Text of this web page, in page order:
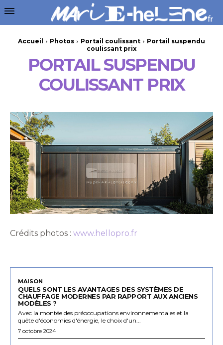
Accueil Photos Portail coulissant
Portail suspendu
coulissant prix
PORTAIL SUSPENDU
COULISSANT PRIX
Crédits photos : www.hellopro.fr
MAISON
QUELS SONT LES AVANTAGES DES SYSTÈMES DE
CHAUFFAGE MODERNES PAR RAPPORT AUX ANCIENS
MODÈLES ?
Avec la montée des préoccupations environnementales et la
quête d'économies d'énergie, le choix d'un...
7 octobre 2024